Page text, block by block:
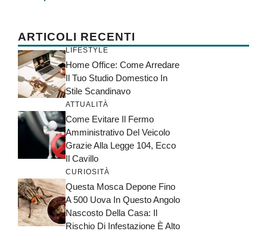
ARTICOLI RECENTI
LIFESTYLE
Home Office: Come Arredare
Il Tuo Studio Domestico In
Stile Scandinavo
ATTUALITÀ
Come Evitare Il Fermo
Amministrativo Del Veicolo
Grazie Alla Legge 104, Ecco
Il Cavillo
CURIOSITÀ
Questa Mosca Depone Fino
A 500 Uova In Questo Angolo
Nascosto Della Casa: Il
Rischio Di Infestazione È Alto